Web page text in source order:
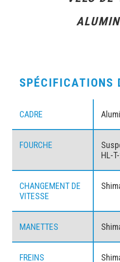
SPÉCIFICATIONS
CADRE
FOURCHE
HL-
CHANGEMENT DE
VITESSE
MANETTES
FREINS